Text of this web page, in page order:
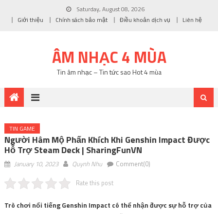
Saturday, August 08, 2026
Giới thiệu
Chính sách bảo mật Điều khoản dịch vụ Liên hệ
ÂM NHẠC 4 MÙA
Tin âm nhạc – Tin tức sao Hot 4 mùa
TIN GAME
Người Hâm Mộ Phấn Khích Khi Genshin Impact Được
Hỗ Trợ Steam Deck | SharingFunVN
January 10, 2023 Quynh Nhu Comment(0)
Rate this post
Trò chơi nổi tiếng Genshin Impact có thể nhận được sự hỗ trợ của